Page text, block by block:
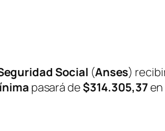
Social (Anses)
pasará de $314.305,37